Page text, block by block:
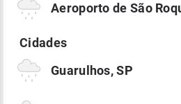
Aeroporto de São
Guarulhos, SP